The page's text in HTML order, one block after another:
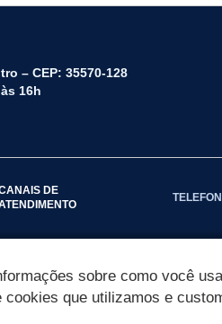
– CEP: 35570-128
16h
DE
sobre como você
que utilizamos e